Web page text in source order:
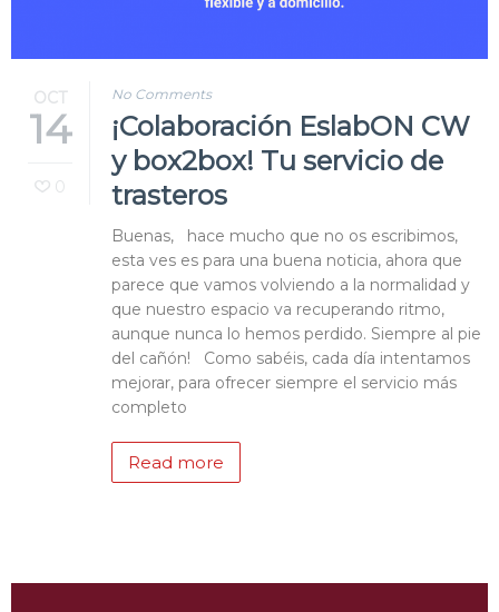
OCT
14
0
No Comments
¡Colaboración EslabON CW
y box2box! Tu servicio de
trasteros
Buenas, hace mucho que no os escribimos,
esta ves es para una buena noticia, ahora que
parece que vamos volviendo a la normalidad y
que nuestro espacio va recuperando ritmo,
aunque nunca lo hemos perdido. Siempre al pie
del cañón! Como sabéis, cada día intentamos
mejorar, para ofrecer siempre el servicio más
completo
Read more